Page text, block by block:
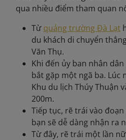
qua nhiều điểm tham quan
Từ quảng trường Đà Lạt
du khách di chuyển
Văn Thụ.
Khi đến ủy ban nhân dân
bắt gặp một ngã ba. Lúc
Khu du lịch Thúy Thuận
200m.
Tiếp tục, rẽ trái vào
bạn sẽ dễ dàng nhận ra
Từ đây, rẽ trái một lần